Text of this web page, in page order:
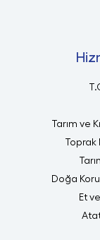
Tarım ve
Doğa
Et